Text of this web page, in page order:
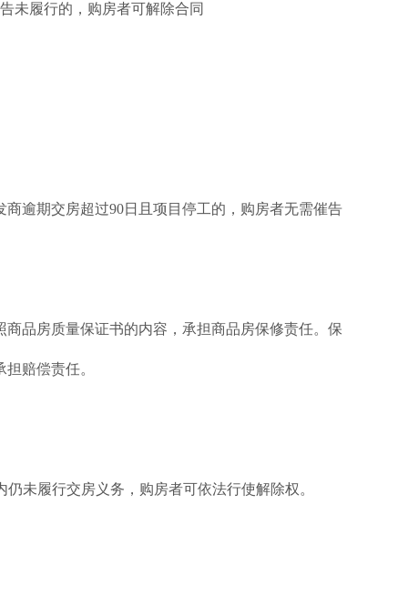
未履行的，购房者可解除合同
逾期交房超过90日且项目停工的，购房者无需催告
品房质量保证书的内容，承担商品房保修责任。保
赔偿责任。
未履行交房义务，购房者可依法行使解除权。